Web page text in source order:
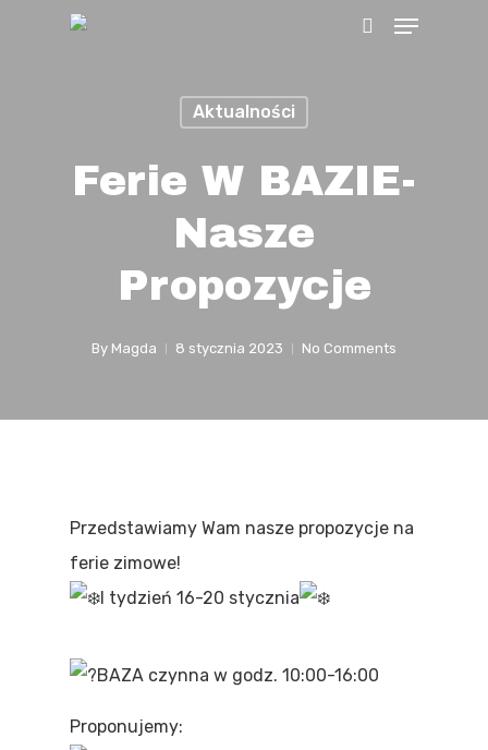
Menu
Aktualności
Ferie W BAZIE-
Nasze
Propozycje
By Magda 8 stycznia 2023 No Comments
Przedstawiamy Wam nasze propozycje na
ferie zimowe!
I tydzień 16-20 stycznia
BAZA czynna w godz. 10:00-16:00
Proponujemy: